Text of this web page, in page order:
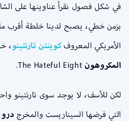
في شكل فصول نقرأ عناوينها على
بزمن خطي، يصبح لدينا خلطة أقرب
الأمريكي المعروفكوينتن تارنتينو،
المكروهونThe Hateful Eight.
لكن للأسف، لا يوجد سوى تارنتينو
التي فرضها السيناريست والمخرج